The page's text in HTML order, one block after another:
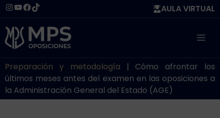
Saltar
contenido
Instagram
YouTube
Facebook
TikTok AULA VIRTUAL
Preparación y metodología | Cómo afrontar los
últimos meses antes del examen en las oposiciones a
la Administración General del Estado (AGE)